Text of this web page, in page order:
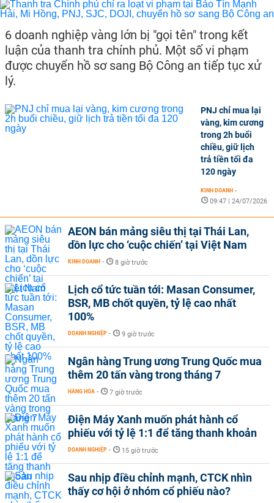
6 doanh nghiệp vàng lớn bị "gọi tên" trong kết
luận của thanh tra chính phủ. Một số vi phạm
được chuyển hồ sơ sang Bộ Công an tiếp tục xử
lý.
PNJ chỉ mua lại
vàng, kim cương
trong 2h buổi
chiều, giữ lịch
trả tiền tối đa
120 ngày
KINH DOANH -
09:47 | 24/07/2026
AEON bán mảng siêu thị tại Thái Lan,
dồn lực cho ‘cuộc chiến’ tại Việt Nam
KINH DOANH - 8 giờ trước
Lịch cổ tức tuần tới: Masan Consumer,
BSR, MB chốt quyền, tỷ lệ cao nhất
100%
DOANH NGHIỆP - 9 giờ trước
Ngân hàng Trung ương Trung Quốc mua
thêm 20 tấn vàng trong tháng 7
HÀNG HÓA - 7 giờ trước
Điện Máy Xanh muốn phát hành cổ
phiếu với tỷ lệ 1:1 để tăng thanh khoản
DOANH NGHIỆP - 15 giờ trước
Sau nhịp điều chỉnh mạnh, CTCK nhìn
thấy cơ hội ở nhóm cổ phiếu nào?